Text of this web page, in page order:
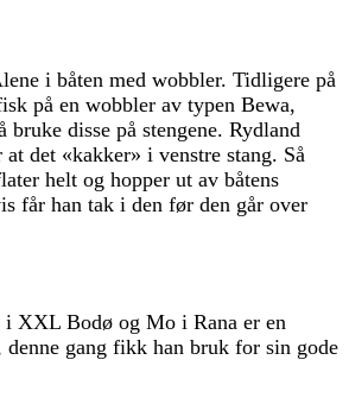
i båten med wobbler. Tidligere på
på en wobbler av typen Bewa,
bruke disse på stengene. Rydland
det «kakker» i venstre stang. Så
helt og hopper ut av båtens
får han tak i den før den går over
i XXL Bodø og Mo i Rana er en
denne gang fikk han bruk for sin gode